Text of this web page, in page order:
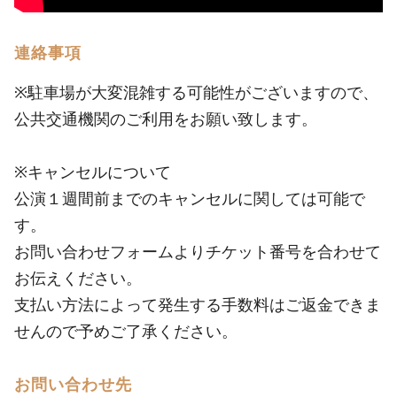
連絡事項
※駐車場が大変混雑する可能性がございますので、
公共交通機関のご利用をお願い致します。
※キャンセルについて
公演１週間前までのキャンセルに関しては可能で
す。
お問い合わせフォームよりチケット番号を合わせて
お伝えください。
支払い方法によって発生する手数料はご返金できま
せんので予めご了承ください。
お問い合わせ先